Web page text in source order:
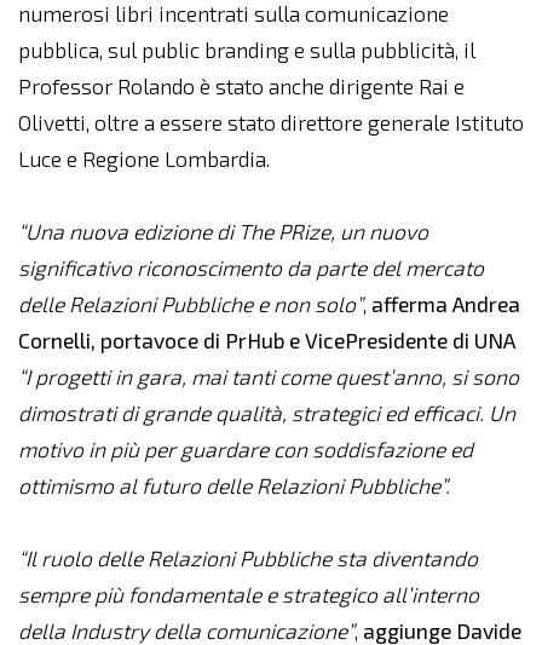
numerosi libri incentrati sulla comunicazione
pubblica, sul public branding e sulla pubblicità, il
Professor Rolando è stato anche dirigente Rai e
Olivetti, oltre a essere stato direttore generale Istituto
Luce e Regione Lombardia.
“Una nuova edizione di The PRize, un nuovo
significativo riconoscimento da parte del mercato
delle Relazioni Pubbliche e non solo”, afferma Andrea
Cornelli, portavoce di PrHub e VicePresidente di UNA
“I progetti in gara, mai tanti come quest’anno, si sono
dimostrati di grande qualità, strategici ed efficaci. Un
motivo in più per guardare con soddisfazione ed
ottimismo al futuro delle Relazioni Pubbliche”.
“Il ruolo delle Relazioni Pubbliche sta diventando
sempre più fondamentale e strategico all’interno
della Industry della comunicazione”, aggiunge Davide